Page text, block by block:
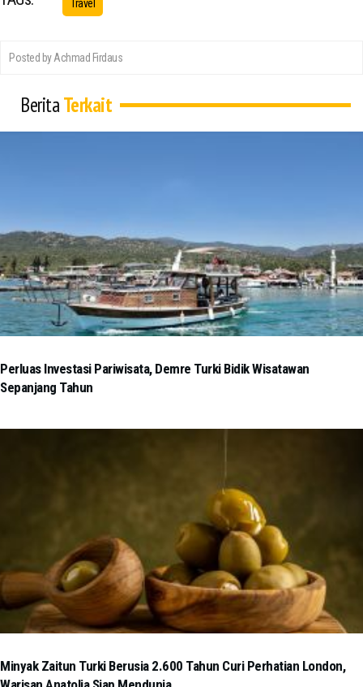
Travel
Posted by Achmad Firdaus
BeritaTerkait
Perluas Investasi Pariwisata, Demre Turki Bidik Wisatawan
Sepanjang Tahun
Minyak Zaitun Turki Berusia 2.600 Tahun Curi Perhatian London,